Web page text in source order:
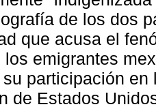
de los dos
que acusa el
los emigrantes
participación
de Estados